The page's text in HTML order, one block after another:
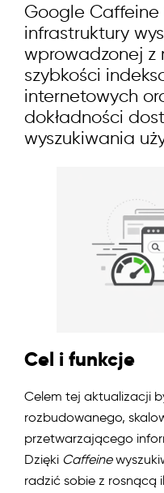
Linkowanie
Marketing
Narzędzia
PPC
Wyszukiwarki
Fresh Site Bonus
Google BERT
Google Bomb
Google Dance
Google
infrastruktury
wprowadzonej z
szybkości
internetowych
dokładności
wyszukiwania
Cel i funkcje
Celem tej aktualizacji
rozbudowanego,
przetwarzającego
Dzięki Caffeine
radzić sobie z rosnącą